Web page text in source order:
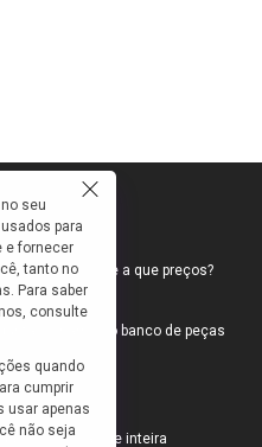
ingressos e a que preços?
criamos o banco de peças
no site são de inteira
seu
para
e fornecer
tanto no
Para saber
consulte
quando
cumprir
usar apenas
não seja